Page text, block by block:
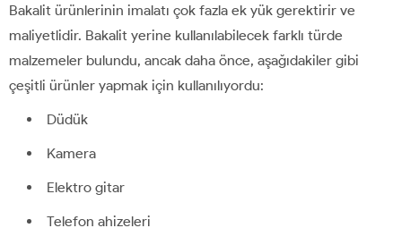
Bakalit ürünlerinin imalatı çok fazla ek yük gerektirir ve
maliyetlidir. Bakalit yerine kullanılabilecek farklı türde
malzemeler bulundu, ancak daha önce, aşağıdakiler gibi
çeşitli ürünler yapmak için kullanılıyordu:
Düdük
Kamera
Elektro gitar
Telefon ahizeleri